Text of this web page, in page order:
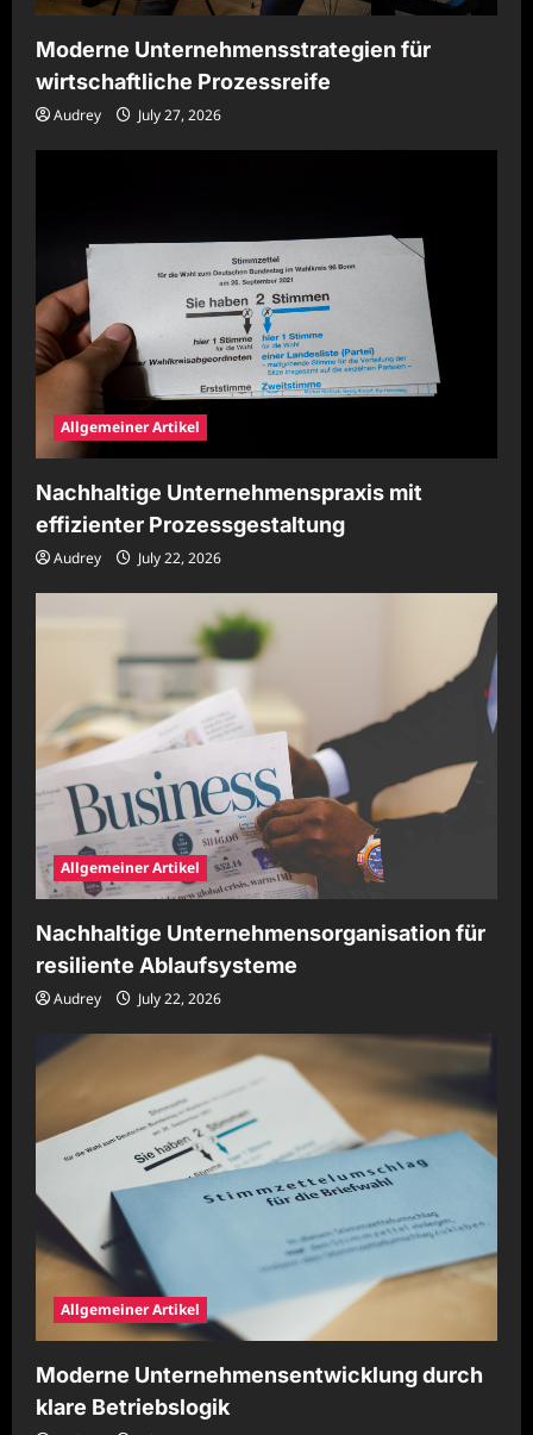
Moderne Unternehmensstrategien für
wirtschaftliche Prozessreife
Audrey July 27, 2026
Allgemeiner Artikel
Nachhaltige Unternehmenspraxis mit
effizienter Prozessgestaltung
Audrey July 22, 2026
Allgemeiner Artikel
Nachhaltige Unternehmensorganisation für
resiliente Ablaufsysteme
Audrey July 22, 2026
Allgemeiner Artikel
Moderne Unternehmensentwicklung durch
klare Betriebslogik